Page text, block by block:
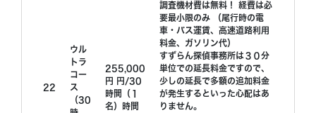
22
ウル
トラ
コー
ス
（30
255,000
円 円/30
時間（１
名）時間
調査機材費は無料！ 経費は必
要最小限のみ （尾行時の電
車・バス運賃、高速道路利用
料金、ガソリン代）
すずらん探偵事務所は３０分
単位での延長料金ですので、
少しの延長で多額の追加料金
が発生するといった心配はあ
りません。